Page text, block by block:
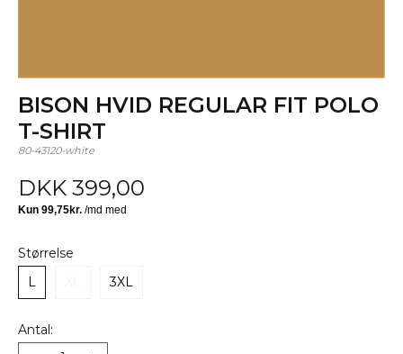
BISON HVID REGULAR FIT POLO
T-SHIRT
80-43120-white
DKK 399,00
Størrelse
L
3XL
Antal: